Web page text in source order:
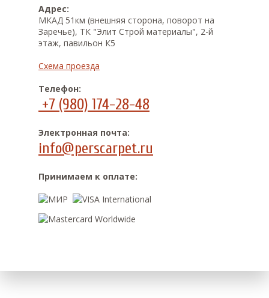
Адрес:
МКАД 51км (внешняя сторона, поворот на
Заречье), ТК "Элит Строй материалы", 2-й
этаж, павильон К5
Схема проезда
Телефон:
+7 (980) 174-28-48
Электронная почта:
info@perscarpet.ru
Принимаем к оплате: